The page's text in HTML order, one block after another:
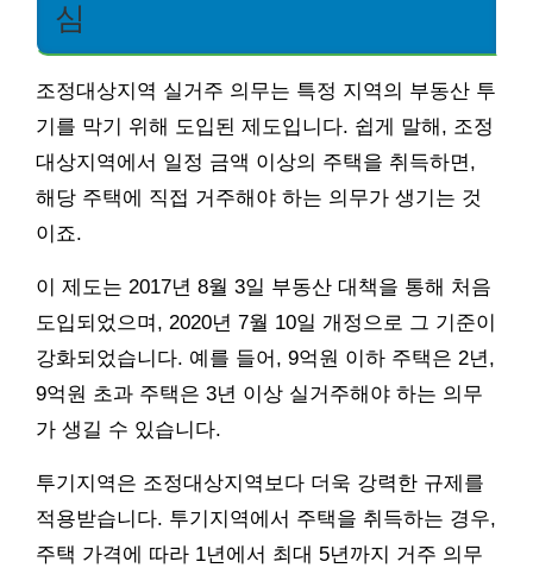
심
조정대상지역 실거주 의무는 특정 지역의 부동산 투
기를 막기 위해 도입된 제도입니다. 쉽게 말해, 조정
대상지역에서 일정 금액 이상의 주택을 취득하면,
해당 주택에 직접 거주해야 하는 의무가 생기는 것
이죠.
이 제도는 2017년 8월 3일 부동산 대책을 통해 처음
도입되었으며, 2020년 7월 10일 개정으로 그 기준이
강화되었습니다. 예를 들어, 9억원 이하 주택은 2년,
9억원 초과 주택은 3년 이상 실거주해야 하는 의무
가 생길 수 있습니다.
투기지역은 조정대상지역보다 더욱 강력한 규제를
적용받습니다. 투기지역에서 주택을 취득하는 경우,
주택 가격에 따라 1년에서 최대 5년까지 거주 의무